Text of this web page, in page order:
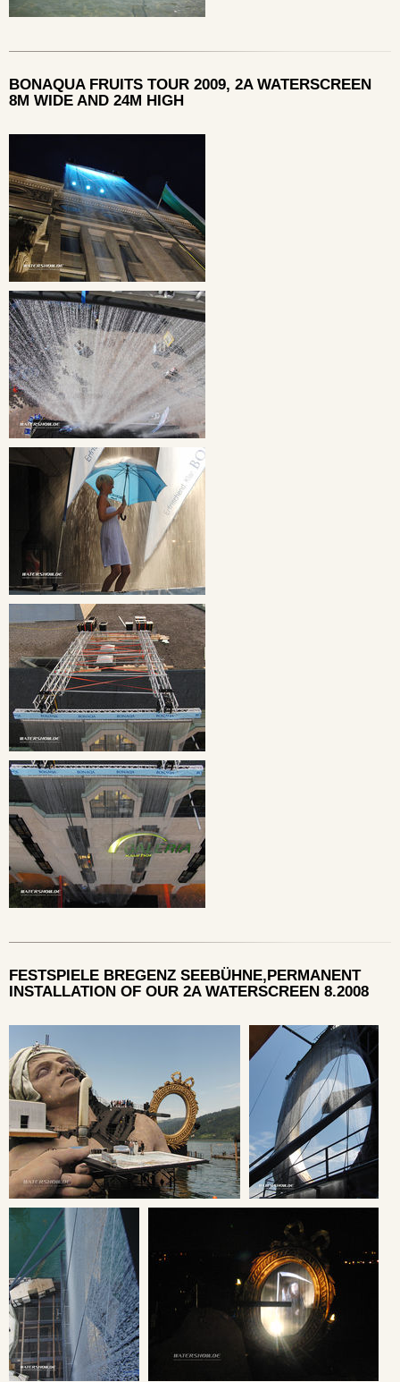
BONAQUA FRUITS TOUR 2009, 2A WATERSCREEN
8M WIDE AND 24M HIGH
FESTSPIELE BREGENZ SEEBÜHNE,PERMANENT
INSTALLATION OF OUR 2A WATERSCREEN 8.2008